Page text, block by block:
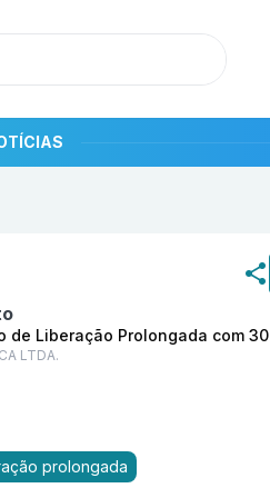
de Liberação Prolongada com 30
LTDA.
prolongada